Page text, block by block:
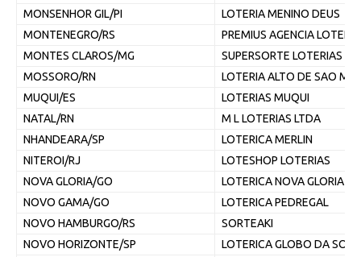
MONSENHOR GIL/PI
LOTERIA MENINO DEUS
MONTENEGRO/RS
PREMIUS AGENCIA
MONTES CLAROS/MG
SUPERSORTE LOTERIAS
MOSSORO/RN
LOTERIA ALTO DE SAO
MUQUI/ES
LOTERIAS MUQUI
NATAL/RN
M L LOTERIAS LTDA
NHANDEARA/SP
LOTERICA MERLIN
NITEROI/RJ
LOTESHOP LOTERIAS
NOVA GLORIA/GO
LOTERICA NOVA GLORIA
NOVO GAMA/GO
LOTERICA PEDREGAL
NOVO HAMBURGO/RS
SORTEAKI
NOVO HORIZONTE/SP
LOTERICA GLOBO DA